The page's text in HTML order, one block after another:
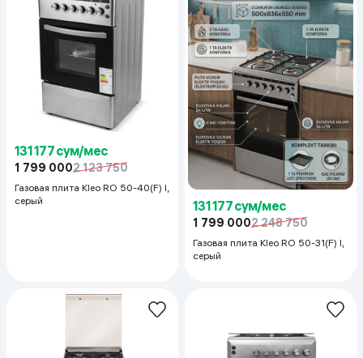
131 177 сум/мес
1 799 0002 123 750
Газовая плита Kleo RO 50-40(F) I,
серый
131 177 сум/мес
1 799 0002 248 750
Газовая плита Kleo RO 50-31(F) I,
серый